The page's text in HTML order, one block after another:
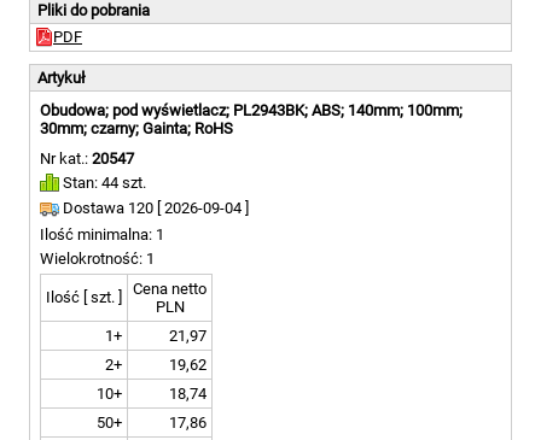
Pliki do pobrania
PDF
Artykuł
Obudowa; pod wyświetlacz; PL2943BK; ABS; 140mm; 100mm;
30mm; czarny; Gainta; RoHS
Nr kat.: 20547
Stan: 44 szt.
Dostawa 120 [ 2026-09-04 ]
Ilość minimalna: 1
Wielokrotność: 1
Ilość [ szt. ]
Cena netto
PLN
1+
21,97
2+
19,62
10+
18,74
50+
17,86